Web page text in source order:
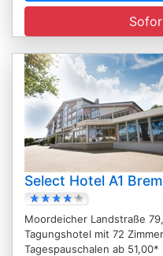
Select Hotel A1
Moordeicher Landstraße
Tagungshotel mit 72
Tagespauschalen ab 51,00*